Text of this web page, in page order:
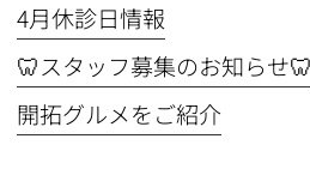
4月休診日情報
🦷スタッフ募集のお知らせ🦷
開拓グルメをご紹介